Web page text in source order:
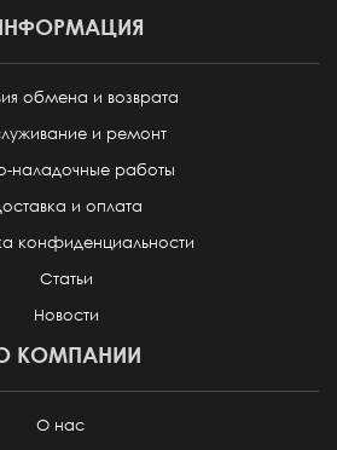
обмена и возврата
и ремонт
наладочные работы
и оплата
конфиденциальности
Статьи
Новости
КОМПАНИИ
О нас